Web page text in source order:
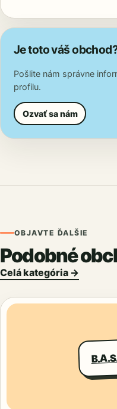
Je toto váš
Pošlite nám správne
profilu.
Ozvať sa nám
OBJAVTE ĎALŠIE
Podobné
Celá kategória →